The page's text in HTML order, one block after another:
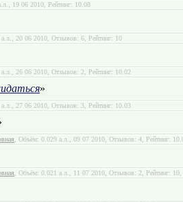
19 06 2010, Рейтинг: 10.08
20 06 2010, Отзывов: 6, Рейтинг: 10
26 06 2010, Отзывов: 2, Рейтинг: 10.02
»
27 06 2010, Отзывов: 3, Рейтинг: 10.03
, Объём: 0.029 а.л., 09 07 2010, Отзывов: 4, Рейтинг:
, Объём: 0.021 а.л., 11 07 2010, Отзывов: 2, Рейтинг: 10,